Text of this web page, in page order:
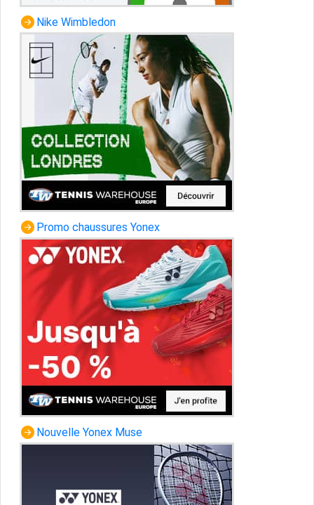
Nike Wimbledon
Promo chaussures Yonex
Nouvelle Yonex Muse